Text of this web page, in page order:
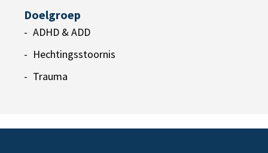
Doelgroep
ADHD & ADD
Hechtingsstoornis
Trauma